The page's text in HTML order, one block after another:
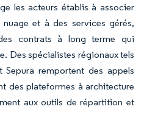
les acteurs établis à associer
et à des services gérés,
contrats à long terme qui
Des spécialistes régionaux tels
remportent des appels
des plateformes à architecture
aux outils de répartition et